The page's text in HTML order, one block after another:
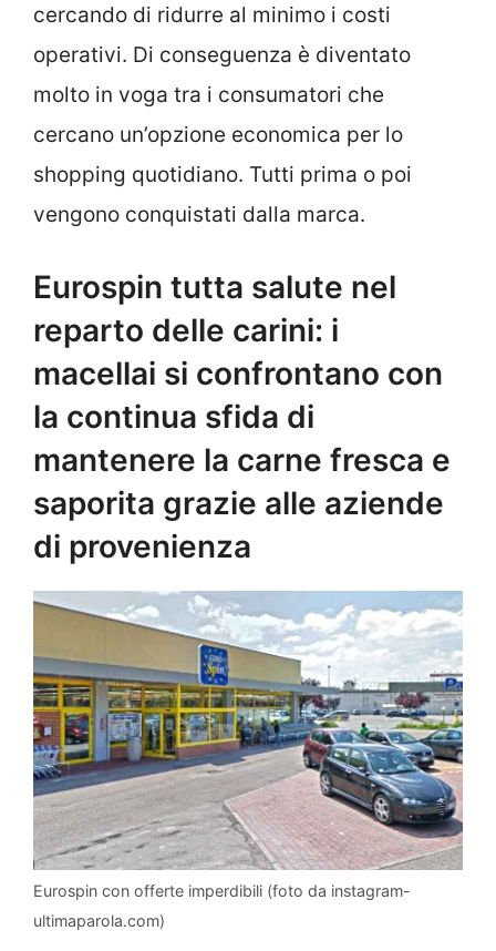
cercando di ridurre al minimo i costi
operativi. Di conseguenza è diventato
molto in voga tra i consumatori che
cercano un’opzione economica per lo
shopping quotidiano. Tutti prima o poi
vengono conquistati dalla marca.
Eurospin tutta salute nel
reparto delle carini: i
macellai si confrontano con
la continua sfida di
mantenere la carne fresca e
saporita grazie alle aziende
di provenienza
Eurospin con offerte imperdibili (foto da instagram-
ultimaparola.com)